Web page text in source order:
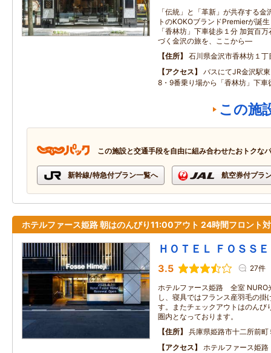
「伝統」と「革新」が共存する
トのKOKOブランドPremierが誕
「香林坊」下車徒歩１分 加賀百
づく金沢の旅を、ここから―
住所
石川県金沢市香林坊１丁
アクセス
バスにてJR金沢駅
8・9番乗り場から「香林坊」下車
この施
この施設と交通手段を自由に組み合わせたおトクな
新幹線/特急付プラン一覧へ 航空券付プラ
ホテルファース姫路 朝はのんびり11:00アウト 24時間フロント
ＨＯＴＥＬ ＦＯＳＳ
3.5 27件
ホテルファース姫路 全室 NURO
し、寝具ではフランス産羽毛の掛
す。またチェックアウトはのんび
圏内となっております。
住所
兵庫県姫路市十二所前町
アクセス
ホテルファース姫